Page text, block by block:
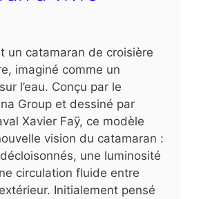
un catamaran de croisière
imaginé comme un
l’eau. Conçu par le
Group et dessiné par
Xavier Faÿ, ce modèle
vision du catamaran :
une luminosité
circulation fluide entre
Initialement pensé